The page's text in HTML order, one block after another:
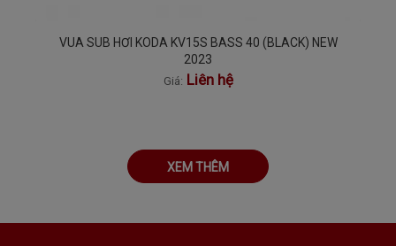
VUA SUB HƠI KODA KV15S BASS 40 (BLACK) NEW
2023
Giá: Liên hệ
XEM THÊM